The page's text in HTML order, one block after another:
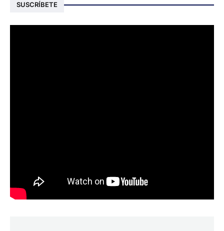
SUSCRÍBETE